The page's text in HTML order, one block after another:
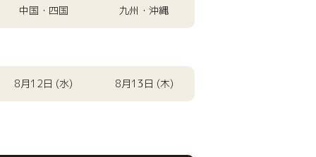
中国・四国 九州・沖縄
8月12日 (水) 8月13日 (木)